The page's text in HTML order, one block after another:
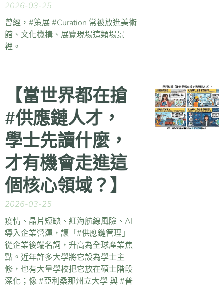
2026-03-25
曾經，#策展 #Curation 常被放進美術
館、文化機構、展覽現場這類場景
裡。
【當世界都在搶
#供應鏈人才，
學士先讀什麼，
才有機會走進這
個核心領域？】
2026-03-25
疫情、晶片短缺、紅海航線風險、AI
導入企業營運，讓「#供應鏈管理」
從企業後端名詞，升高為全球產業焦
點。近年許多大學將它設為學士主
修，也有大量學校把它放在碩士階段
深化；像 #亞利桑那州立大學 與 #普